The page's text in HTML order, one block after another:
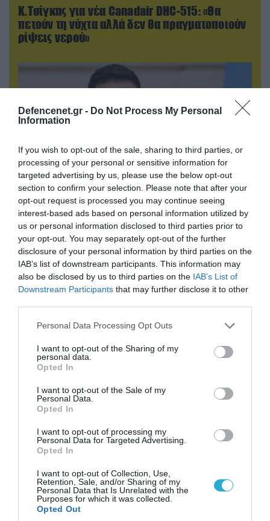
Defencenet.gr - Do Not Process My Personal
Information
If you wish to opt-out of the sale, sharing to third parties, or
processing of your personal or sensitive information for
targeted advertising by us, please use the below opt-out
section to confirm your selection. Please note that after your
opt-out request is processed you may continue seeing
interest-based ads based on personal information utilized by
us or personal information disclosed to third parties prior to
your opt-out. You may separately opt-out of the further
disclosure of your personal information by third parties on the
IAB’s list of downstream participants. This information may
also be disclosed by us to third parties on the IAB’s List of
Downstream Participants that may further disclose it to other
Please note that this website/app uses one or more Google
not limited to your visit or usage behaviour. You may click to
grant or deny consent to Google and its third-party tags to
use your data for below specified purposes in below Google
consent section.
Personal Data Processing Opt Outs
I want to opt-out of the Sharing of my
personal data.
Opted In
I want to opt-out of the Sale of my
Personal Data.
Opted In
I want to opt-out of processing my
Personal Data for Targeted Advertising.
Opted In
I want to opt-out of Collection, Use,
Retention, Sale, and/or Sharing of my
Personal Data that Is Unrelated with the
Purposes for which it was collected.
Opted Out
Κ.Τσίγκας για νέα Canadair DHC-515: «Θα
πετούν τη νύχτα αλλά δεν θα πραγματοποιούν
ρίψεις νερού»
07.08.2026 | 02:02
Στο Βελιγράδι ο Β.Ζελένσκι: «Πρέπει να
αποσπάσουμε τους Σέρβους από το
στρατόπεδο της Ρωσίας»
Οι ρωσικές δυνάμεις απέχουν μόλις 5 χλμ.
από Σλαβιάνσκ και Κραματόρσκ στο Ντονέτσκ
ΠΟΛΙΤΙΚΗ